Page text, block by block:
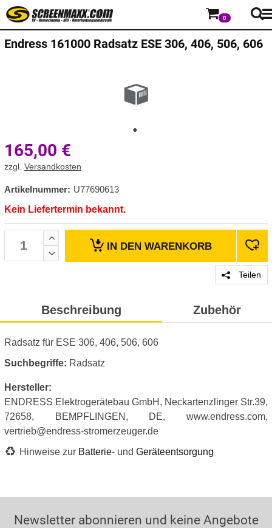
0
Endress 161000 Radsatz ESE 306, 406, 506, 606
165,00 €
zzgl. Versandkosten
Artikelnummer: U77690613
Kein Liefertermin bekannt.
IN DEN WARENKORB
Teilen
Beschreibung Zubehör
Radsatz für ESE 306, 406, 506, 606
Suchbegriffe: Radsatz
Hersteller:
ENDRESS Elektrogerätebau GmbH, Neckartenzlinger Str.39,
72658, BEMPFLINGEN, DE, www.endress.com,
vertrieb@endress-stromerzeuger.de
Hinweise zur Batterie- und Geräteentsorgung
Newsletter abonnieren und keine Angebote